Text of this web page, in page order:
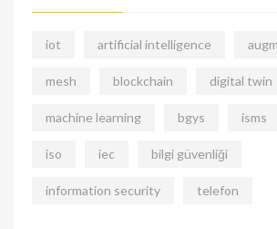
iot artificial intelligence
mesh blockchain digital twin
machine learning bgys isms
iso iec bilgi güvenliği
information security telefon